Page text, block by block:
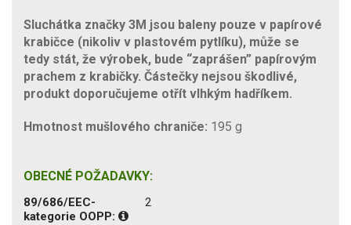
Sluchátka značky 3M jsou baleny pouze v papírové
krabičce (nikoliv v plastovém pytlíku), může se
tedy stát, že výrobek, bude “zaprášen” papírovým
prachem z krabičky. Částečky nejsou škodlivé,
produkt doporučujeme otřít vlhkým hadříkem.
Hmotnost mušlového chraniče: 195 g
OBECNÉ POŽADAVKY:
89/686/EEC-
kategorie OOPP:
2